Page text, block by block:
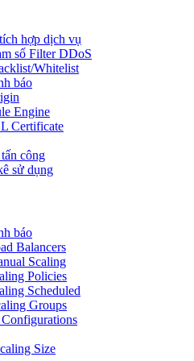
hợp dịch vụ
số Filter DDoS
Whitelist
báo
Engine
Certificate
công
sử dụng
báo
Balancers
Scaling
Policies
Scheduled
Groups
Size